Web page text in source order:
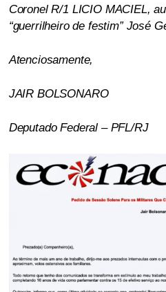
Coronel R/1 LICIO MACIEL,
“guerrilheiro de festim” José
Atenciosamente,
JAIR BOLSONARO
Deputado Federal – PFL/RJ